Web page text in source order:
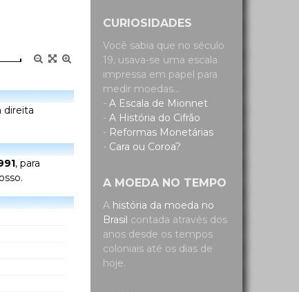
CURIOSIDADES
Você sabia que no século
19, usava-se uma escala
impressa em papel para
medir moedas...
- A Escala de Mionnet
- A História do Cifrão
- Reformas Monetárias
- Cara ou Coroa?
A MOEDA NO TEMPO
A história da moeda no
Brasil contada através dos
anos desde os tempos
coloniais até os dias de
hoje.
direita
, para